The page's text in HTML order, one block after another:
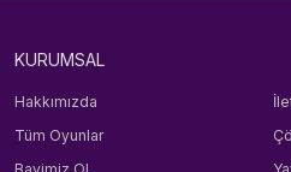
KURUMSAL
Hakkımızda
Tüm Oyunlar